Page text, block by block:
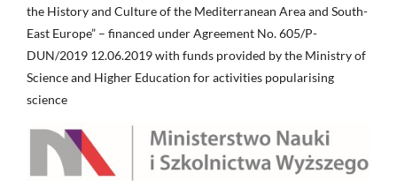
the History and Culture of the Mediterranean Area and South-
East Europe” – financed under Agreement No. 605/P-
DUN/2019 12.06.2019 with funds provided by the Ministry of
Science and Higher Education for activities popularising
science